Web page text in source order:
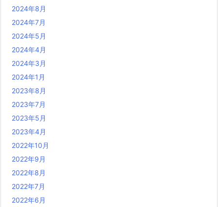
2024年8月
2024年7月
2024年5月
2024年4月
2024年3月
2024年1月
2023年8月
2023年7月
2023年5月
2023年4月
2022年10月
2022年9月
2022年8月
2022年7月
2022年6月